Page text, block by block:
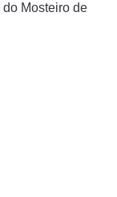
Mosteiro de